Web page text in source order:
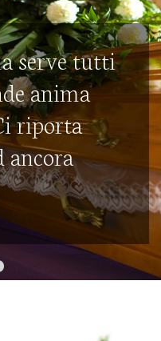
serve tutti
anima
riporta
ancora